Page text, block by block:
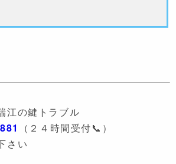
江の鍵トラブル
（２４時間受付📞）
さい